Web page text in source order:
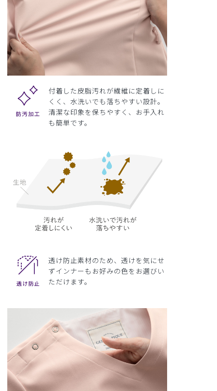
付着した皮脂汚れが繊維に定着しに
くく、水洗いでも落ちやすい設計。
清潔な印象を保ちやすく、お手入れ
も簡単です。
透け防止素材のため、透けを気にせ
ずインナーもお好みの色をお選びい
ただけます。